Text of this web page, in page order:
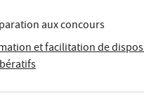
aux concours
et facilitation de